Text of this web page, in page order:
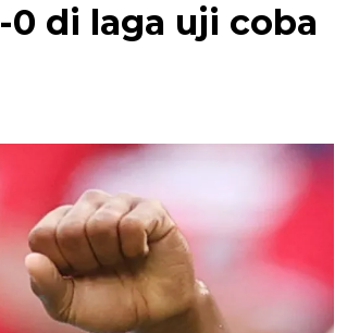
0 di laga uji coba